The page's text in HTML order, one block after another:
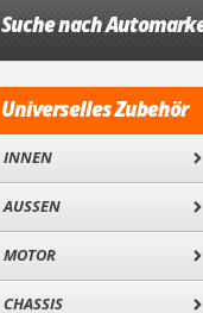
Suche nach
Universelles Zubehör
INNEN
AUSSEN
MOTOR
CHASSIS